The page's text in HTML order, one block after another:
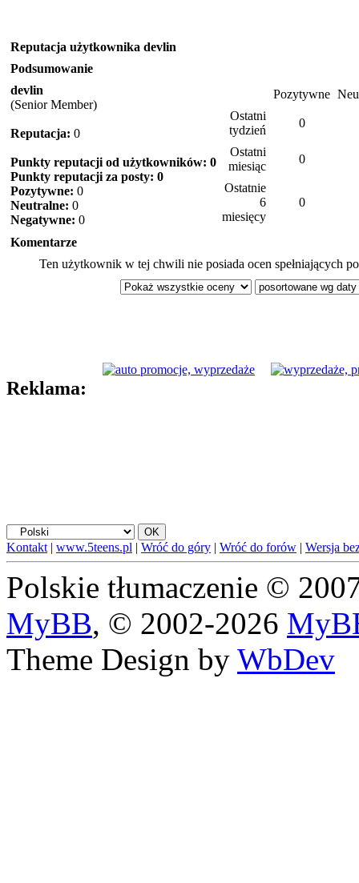
Reputacja użytkownika devlin
Podsumowanie
devlin
(Senior Member)
Reputacja: 0
Punkty reputacji od użytkowników: 0
Punkty reputacji za posty: 0
Pozytywne: 0
Neutralne: 0
Negatywne: 0
Pozytywne
Ostatni
tydzień
0
Ostatni
miesiąc
0
Ostatnie
6
miesięcy
0
Komentarze
Ten użytkownik w tej chwili nie posiada ocen spełniających
Reklama:
Kontakt | www.5teens.pl | Wróć do góry | Wróć do forów | Wersja
Polskie tłumaczenie ©
MyBB, © 2002-2026
Theme Design by WbDev